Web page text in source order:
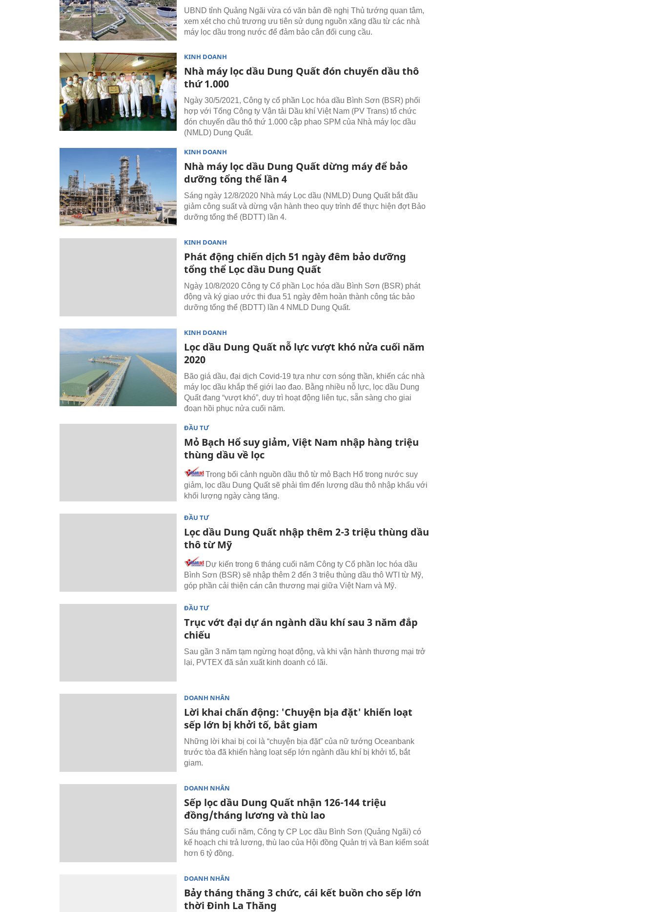
UBND tỉnh Quảng Ngãi vừa có văn bản đề nghị Thủ tướng quan tâm,
xem xét cho chủ trương ưu tiên sử dụng nguồn xăng dầu từ các nhà
máy lọc dầu trong nước để đảm bảo cân đối cung cầu.
KINH DOANH
Nhà máy lọc dầu Dung Quất đón chuyến dầu thô
thứ 1.000
Ngày 30/5/2021, Công ty cổ phần Lọc hóa dầu Bình Sơn (BSR) phối
hợp với Tổng Công ty Vận tải Dầu khí Việt Nam (PV Trans) tổ chức
đón chuyến dầu thô thứ 1.000 cập phao SPM của Nhà máy lọc dầu
(NMLD) Dung Quất.
KINH DOANH
Nhà máy lọc dầu Dung Quất dừng máy để bảo
dưỡng tổng thể lần 4
Sáng ngày 12/8/2020 Nhà máy Lọc dầu (NMLD) Dung Quất bắt đầu
giảm công suất và dừng vận hành theo quy trình để thực hiện đợt Bảo
dưỡng tổng thể (BDTT) lần 4.
KINH DOANH
Phát động chiến dịch 51 ngày đêm bảo dưỡng
tổng thể Lọc dầu Dung Quất
Ngày 10/8/2020 Công ty Cổ phần Lọc hóa dầu Bình Sơn (BSR) phát
động và ký giao ước thi đua 51 ngày đêm hoàn thành công tác bảo
dưỡng tổng thể (BDTT) lần 4 NMLD Dung Quất.
KINH DOANH
Lọc dầu Dung Quất nỗ lực vượt khó nửa cuối năm
2020
Bão giá dầu, đại dịch Covid-19 tựa như cơn sóng thần, khiến các nhà
máy lọc dầu khắp thế giới lao đao. Bằng nhiều nỗ lực, lọc dầu Dung
Quất đang “vượt khó”, duy trì hoạt động liên tục, sẵn sàng cho giai
đoạn hồi phục nửa cuối năm.
ĐẦU TƯ
Mỏ Bạch Hổ suy giảm, Việt Nam nhập hàng triệu
thùng dầu về lọc
Trong bối cảnh nguồn dầu thô từ mỏ Bạch Hổ trong nước suy
giảm, lọc dầu Dung Quất sẽ phải tìm đến lượng dầu thô nhập khẩu với
khối lượng ngày càng tăng.
ĐẦU TƯ
Lọc dầu Dung Quất nhập thêm 2-3 triệu thùng dầu
thô từ Mỹ
Dự kiến trong 6 tháng cuối năm Công ty Cổ phần lọc hóa dầu
Bình Sơn (BSR) sẽ nhập thêm 2 đến 3 triệu thùng dầu thô WTI từ Mỹ,
góp phần cải thiện cán cân thương mại giữa Việt Nam và Mỹ.
ĐẦU TƯ
Trục vớt đại dự án ngành dầu khí sau 3 năm đắp
chiếu
Sau gần 3 năm tạm ngừng hoạt động, và khi vận hành thương mại trở
lại, PVTEX đã sản xuất kinh doanh có lãi.
DOANH NHÂN
Lời khai chấn động: 'Chuyện bịa đặt' khiến loạt
sếp lớn bị khởi tố, bắt giam
Những lời khai bị coi là “chuyện bịa đặt” của nữ tướng Oceanbank
trước tòa đã khiến hàng loạt sếp lớn ngành dầu khí bị khởi tố, bắt
giam.
DOANH NHÂN
Sếp lọc dầu Dung Quất nhận 126-144 triệu
đồng/tháng lương và thù lao
Sáu tháng cuối năm, Công ty CP Lọc dầu Bình Sơn (Quảng Ngãi) có
kế hoạch chi trả lương, thù lao của Hội đồng Quản trị và Ban kiểm soát
hơn 6 tỷ đồng.
DOANH NHÂN
Bảy tháng thăng 3 chức, cái kết buồn cho sếp lớn
thời Đinh La Thăng